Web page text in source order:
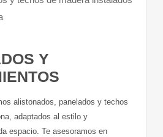
Y
alistonados, panelados y techos
adaptados al estilo y
espacio. Te asesoramos en